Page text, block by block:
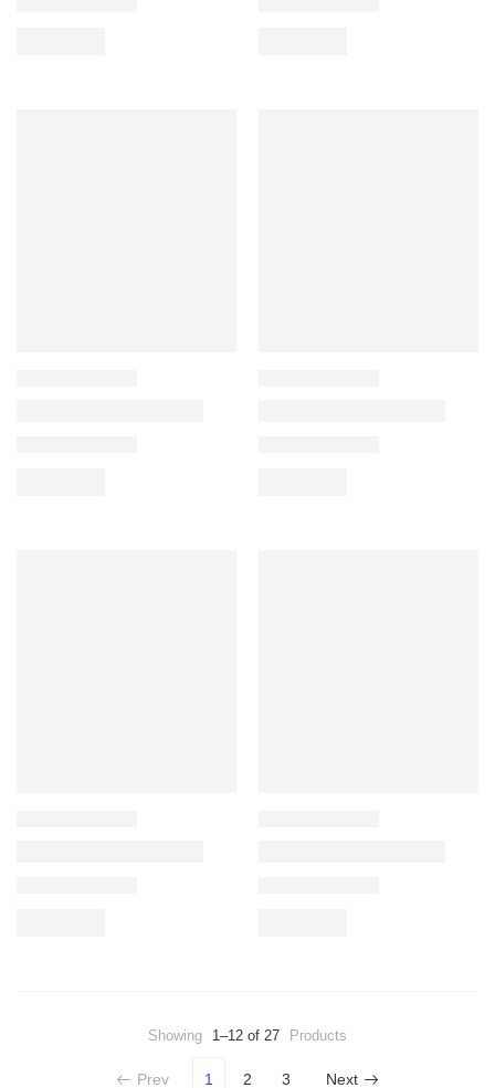
Showing 1–12 of 27 Products
Prev 1 2 3 Next